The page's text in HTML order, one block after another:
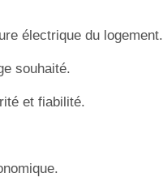
électrique du logement.
souhaité.
et fiabilité.